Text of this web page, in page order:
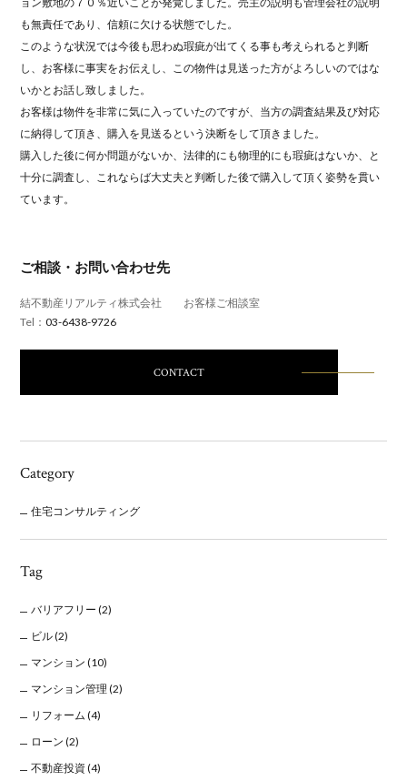
も無責任であり、信頼に欠ける状態でした。
このような状況では今後も思わぬ瑕疵が出てくる事も考えられると判断
し、お客様に事実をお伝えし、この物件は見送った方がよろしいのではな
いかとお話し致しました。
お客様は物件を非常に気に入っていたのですが、当方の調査結果及び対応
に納得して頂き、購入を見送るという決断をして頂きました。
購入した後に何か問題がないか、法律的にも物理的にも瑕疵はないか、と
十分に調査し、 これならば大丈夫と判断した後で購入して頂く姿勢を貫い
ています。
ご相談・お問い合わせ先
結不動産リアルティ株式会社 お客様ご相談室
Tel：03-6438-9726
CONTACT
Category
住宅コンサルティング
Tag
バリアフリー (2)
ビル(2)
マンション (10)
マンション管理 (2)
リフォーム (4)
ローン (2)
不動産投資(4)